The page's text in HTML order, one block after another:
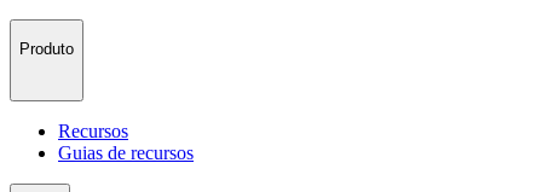
Produto
Recursos
Guias de recursos